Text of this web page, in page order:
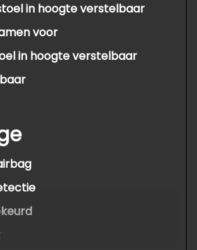
in hoogte verstelbaar
voor
in hoogte verstelbaar